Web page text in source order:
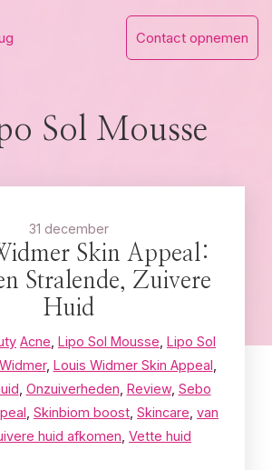
Contact opnemen
Sol Mousse
31 december
Skin Appeal:
Stralende, Zuivere
Huid
Acne Lipo Sol Mousse Lipo Sol
, Louis Widmer Skin Appeal
Onzuiverheden Review, Sebo
Skinbiom boost Skincare van
huid afkomen Vette huid